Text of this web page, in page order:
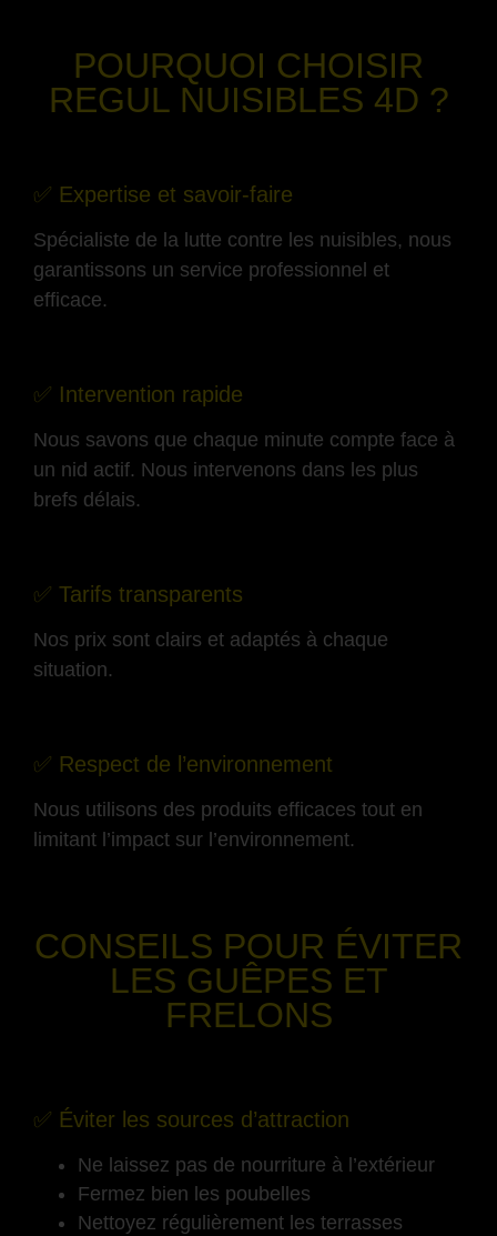
POURQUOI CHOISIR
REGUL NUISIBLES 4D ?
✅ Expertise et savoir-faire
Spécialiste de la lutte contre les nuisibles, nous
garantissons un service professionnel et
efficace.
✅ Intervention rapide
Nous savons que chaque minute compte face à
un nid actif. Nous intervenons dans les plus
brefs délais.
✅ Tarifs transparents
Nos prix sont clairs et adaptés à chaque
situation.
✅ Respect de l’environnement
Nous utilisons des produits efficaces tout en
limitant l’impact sur l’environnement.
CONSEILS POUR ÉVITER
LES GUÊPES ET
FRELONS
✅ Éviter les sources d’attraction
Ne laissez pas de nourriture à l’extérieur
Fermez bien les poubelles
Nettoyez régulièrement les terrasses